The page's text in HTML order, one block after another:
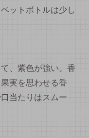
ットボトルは少し
、紫色が強い。香
実を思わせる香
当たりはスムー